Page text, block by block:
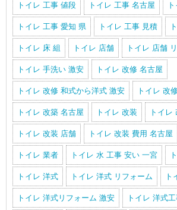
トイレ 工事 値段 トイレ 工事 名古屋
トイレ 工事 愛知 県 トイレ 工事 見積
トイレ 床 組 トイレ 店舗 トイレ 店舗
トイレ 手洗い 激安 トイレ 改修 名古屋
トイレ 改修 和式から洋式 激安 トイレ 改
トイレ 改築 名古屋 トイレ 改装 トイレ
トイレ 改装 店舗 トイレ 改装 費用 名古屋
トイレ 業者 トイレ 水 工事 安い 一宮
トイレ 洋式 トイレ 洋式 リフォーム ト
トイレ 洋式リフォーム 激安 トイレ 洋式